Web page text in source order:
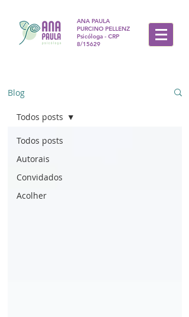
ANA PAULA
PURCINO PELLENZ
Psicóloga - CRP
8/15629
Blog
Todos posts
Autorais
Convidados
Acolher
Todos posts